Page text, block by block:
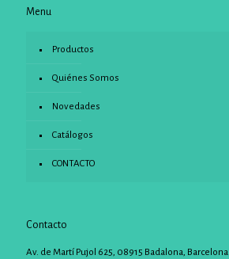
Menu
Productos
Quiénes Somos
Novedades
Catálogos
CONTACTO
Contacto
Av. de Martí Pujol 625, 08915 Badalona, Barcelona